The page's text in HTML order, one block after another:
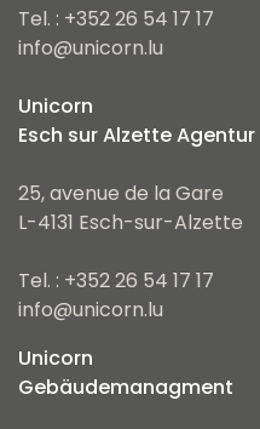
Tel. : +352 26 54 17 17
info@unicorn.lu
Unicorn
Esch sur Alzette Agentur
25, avenue de la Gare
L-4131 Esch-sur-Alzette
Tel. : +352 26 54 17 17
info@unicorn.lu
Unicorn
Gebäudemanagment